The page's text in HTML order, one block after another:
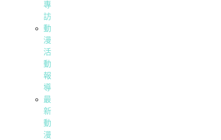
專
訪
動
漫
活
動
報
導
最
新
動
漫